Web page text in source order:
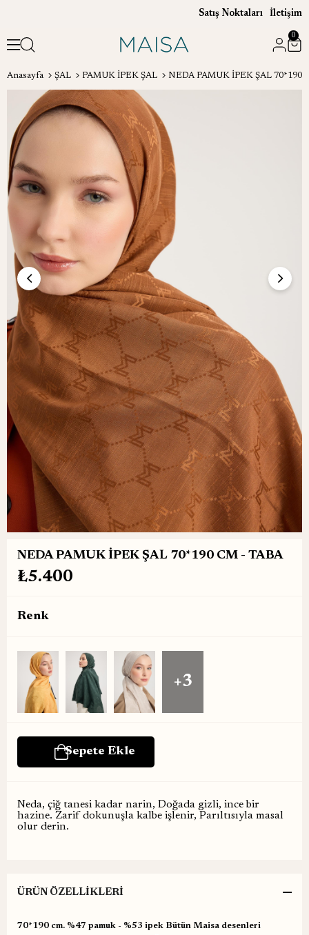
Satış Noktaları İletişim
0
Anasayfa ŞAL PAMUK İPEK ŞAL NEDA PAMUK İPEK ŞAL 70*190
NEDA PAMUK İPEK ŞAL 70*190 CM - TABA
₺5.400
Renk
+3
Neda, çiğ tanesi kadar narin, Doğada gizli, ince bir
hazine. Zarif dokunuşla kalbe işlenir, Parıltısıyla masal
olur derin.
ÜRÜN ÖZELLIKLERI
70*190 cm. %47 pamuk - %53 ipek Bütün Maisa desenleri